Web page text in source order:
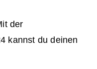
der
kannst du deinen